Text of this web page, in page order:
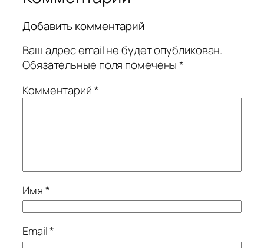
Добавить комментарий
Ваш адрес email не будет опубликован.
Обязательные поля помечены*
Комментарий*
Имя*
Email*